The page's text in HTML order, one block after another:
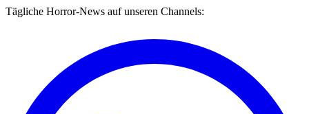
Tägliche Horror-News auf unseren Channels: